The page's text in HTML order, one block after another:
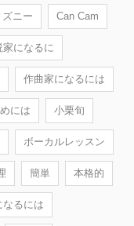
ズニー Can Cam
家になるに
作曲家になるには
には 小栗旬
ボーカルレッスン
簡単 本格的
なるには